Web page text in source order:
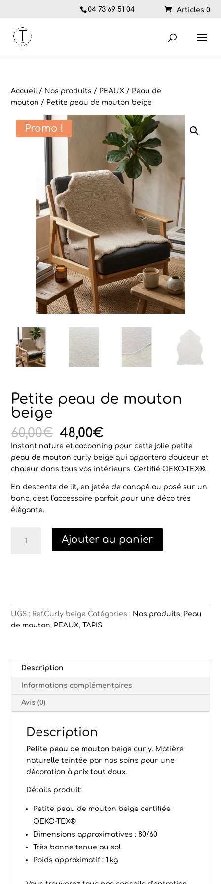
04 73 69 51 04 Articles 0
Accueil / Nos produits / PEAUX / Peau de
mouton / Petite peau de mouton beige
Promo !
Petite peau de mouton
beige
60,00€ Le
prix
initial
était :
48,00€
prix
actuel
est :
Instant nature et cocooning pour cette jolie petite
peau de mouton curly beige qui apportera douceur et
chaleur dans tous vos intérieurs. Certifié OEKO-TEX®.
En descente de lit, en jetée de canapé ou posé sur un
banc, c’est l’accessoire parfait pour une déco très
élégante.
Ajouter au panier
UGS : Ref.Curly beige Catégories : Nos produits, Peau
de mouton, PEAUX,TAPIS
Description
Informations complémentaires
Avis (0)
Description
Petite peau de mouton beige curly. Matière
naturelle teintée par nos soins pour une
décoration à prix tout doux.
Détails produit:
Petite peau de mouton beige certifiée
OEKO-TEX®
Dimensions approximatives : 80/60
Très bonne tenue au sol
Poids approximatif : 1 kg